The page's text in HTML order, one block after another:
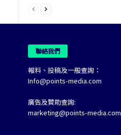
聯絡我們
報料、投稿及一般查詢：
Info@points-media.com
廣告及贊助查詢:
marketing@points-media.com